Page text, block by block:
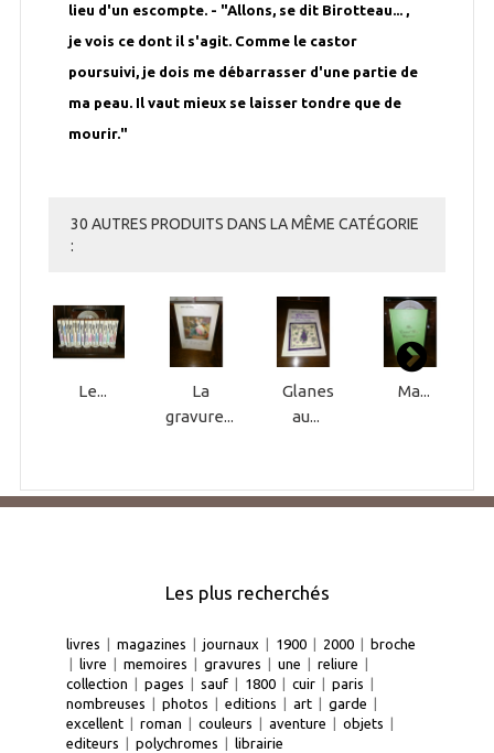
lieu d'un escompte. - "Allons, se dit Birotteau... ,
je vois ce dont il s'agit. Comme le castor
poursuivi, je dois me débarrasser d'une partie de
ma peau. Il vaut mieux se laisser tondre que de
mourir."
30 AUTRES PRODUITS DANS LA MÊME CATÉGORIE
:
Le...
La
gravure...
Glanes
au...
Ma...
Les plus recherchés
livres magazines journaux 1900 2000
broche
livre memoires gravures une reliure
collection
pages sauf 1800 cuir paris
nombreuses
photos editions art garde
excellent
roman couleurs aventure objets
editeurs
polychromes librairie